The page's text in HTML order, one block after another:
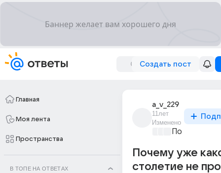
Создать пост
Главная
Моя лента
Пространства
В ТОПЕ НА ОТВЕТАХ
a_v_229
11лет
Изменено
Почему уже
столетие не